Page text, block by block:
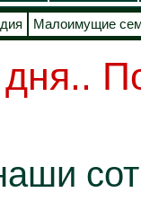
Малоимущие
дня..